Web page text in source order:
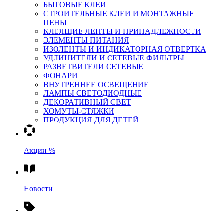
БЫТОВЫЕ КЛЕИ
СТРОИТЕЛЬНЫЕ КЛЕИ И МОНТАЖНЫЕ
ПЕНЫ
КЛЕЯЩИЕ ЛЕНТЫ И ПРИНАДЛЕЖНОСТИ
ЭЛЕМЕНТЫ ПИТАНИЯ
ИЗОЛЕНТЫ И ИНДИКАТОРНАЯ ОТВЕРТКА
УДЛИНИТЕЛИ И СЕТЕВЫЕ ФИЛЬТРЫ
РАЗВЕТВИТЕЛИ СЕТЕВЫЕ
ФОНАРИ
ВНУТРЕННЕЕ ОСВЕЩЕНИЕ
ЛАМПЫ СВЕТОДИОДНЫЕ
ДЕКОРАТИВНЫЙ СВЕТ
ХОМУТЫ-СТЯЖКИ
ПРОДУКЦИЯ ДЛЯ ДЕТЕЙ
Акции %
Новости